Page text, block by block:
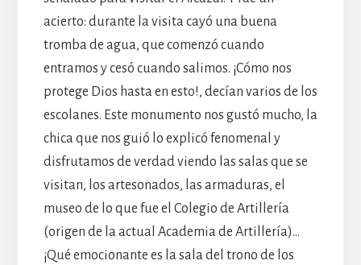
acierto: durante la visita cayó una buena
tromba de agua, que comenzó cuando
entramos y cesó cuando salimos. ¡Cómo nos
protege Dios hasta en esto!, decían varios de los
escolanes. Este monumento nos gustó mucho, la
chica que nos guió lo explicó fenomenal y
disfrutamos de verdad viendo las salas que se
visitan, los artesonados, las armaduras, el
museo de lo que fue el Colegio de Artillería
(origen de la actual Academia de Artillería)…
¡Qué emocionante es la sala del trono de los